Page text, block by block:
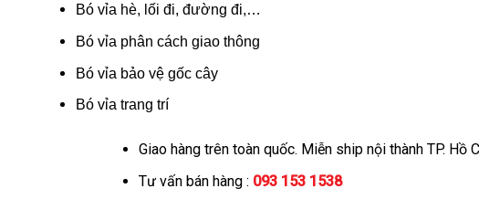
Bó vỉa hè, lối đi, đường đi,…
Bó vỉa phân cách giao thông
Bó vỉa bảo vệ gốc cây
Bó vỉa trang trí
Giao hàng trên toàn quốc. Miễn ship nội thành TP. Hồ
Tư vấn bán hàng : 093 153 1538